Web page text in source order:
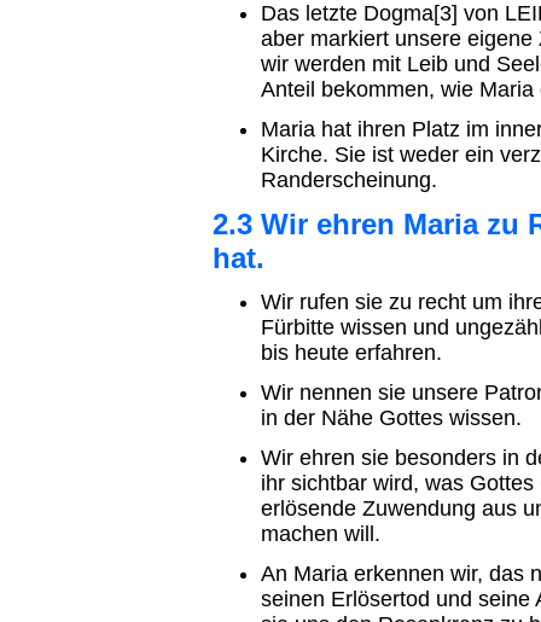
Das letzte Dogma[3] von
aber markiert unsere
wir werden mit Leib und
Anteil bekommen, wie
Maria hat ihren Platz im
Kirche. Sie ist weder ein
Randerscheinung.
2.3 Wir ehren Maria zu
hat.
Wir rufen sie zu recht um
Fürbitte wissen und
bis heute erfahren.
Wir nennen sie unsere
in der Nähe Gottes wissen.
Wir ehren sie besonders in
ihr sichtbar wird, was
erlösende Zuwendung aus
machen will.
An Maria erkennen wir, das
seinen Erlösertod und seine